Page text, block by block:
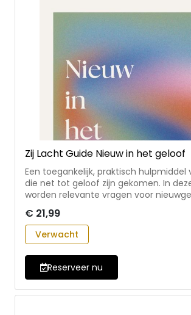
Zij Lacht Guide Nieuw in het geloof
Een toegankelijk, praktisch hulpmiddel
die net tot geloof zijn gekomen. In
worden relevante vragen voor
God en de heilige Geest? Waarom
en de kerk? De lezer wordt met
reflectievragen aan het denken gezet
onderwerpen. • een nieuwe Zij Lacht
nieuw jasje en met een nieuwe opzet •
uitleg en onderwijs, maar ook praktische
opdrachten en ruimte voor reflectie •
die pas tot geloof zijn gekomen Zij Lacht is een
€ 21,99
Verwacht
Reserveer nu